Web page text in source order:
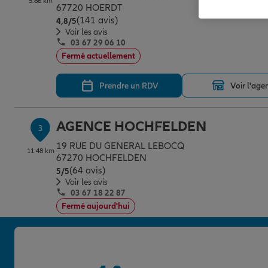
67720 HOERDT
4,8/5Note de 4.8 sur 5
(141 avis)
Voir les avis
03 67 29 06 10
Fermé actuellement
Prendre un RDV Voir
3
11.48 km
AGENCE HOCHFELDEN
19 RUE DU GENERAL LEBOCQ
67270 HOCHFELDEN
5/5Note de 5 sur 5
(64 avis)
Voir les avis
03 67 18 22 87
Fermé aujourd'hui